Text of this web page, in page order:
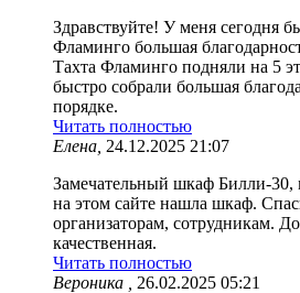
Здравствуйте! У меня сегодня
Фламинго большая
Тахта Фламинго подняли на 5
быстро собрали большая
порядке.
Читать полностью
Елена, 24.12.2025 21:07
Замечательный шкаф Билли-30,
на этом сайте нашла шкаф.
организаторам, сотрудникам.
качественная.
Читать полностью
Вероника ,
26.02.2025 05:21